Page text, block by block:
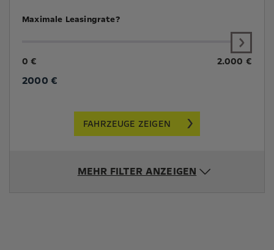
Maximale Leasingrate?
0 € 2.000 €
2000 €
FAHRZEUGE ZEIGEN
MEHR FILTER ANZEIGEN